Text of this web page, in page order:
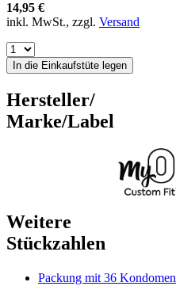
14,95 €
inkl. MwSt., zzgl. Versand
In die Einkaufstüte legen
Hersteller/
Marke/Label
Weitere
Stückzahlen
Packung mit 36 Kondomen